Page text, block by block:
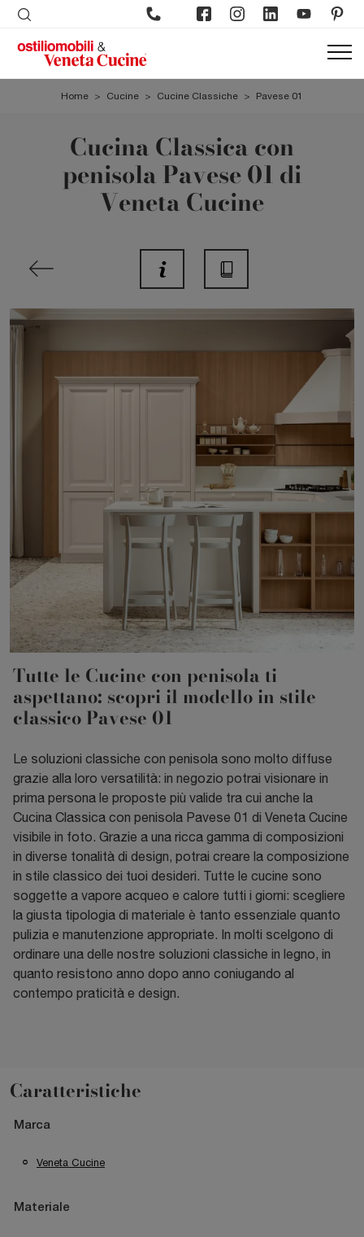
Home > Cucine > Cucine Classiche > Pavese 01
Cucina Classica con
penisola Pavese 01 di
Veneta Cucine
Tutte le Cucine con penisola ti
aspettano: scopri il modello in stile
classico Pavese 01
Le soluzioni classiche con penisola sono molto diffuse
grazie alla loro versatilità: in negozio potrai visionare in
prima persona le proposte più valide tra cui anche la
Cucina Classica con penisola Pavese 01 di Veneta Cucine
visibile in foto. Grazie a una ricca gamma di composizioni
in diverse tonalità di design, potrai creare la composizione
in stile classico dei tuoi desideri. Tutte le cucine sono
soggette a vapore acqueo e calore tutti i giorni: scegliere
la giusta tipologia di materiale è tanto essenziale quanto
pulizia e manutenzione appropriate. In molti scelgono di
ordinare una delle nostre soluzioni classiche in legno, in
quanto resistono anno dopo anno coniugando al
contempo praticità e design.
Caratteristiche
Marca
Veneta Cucine
Materiale